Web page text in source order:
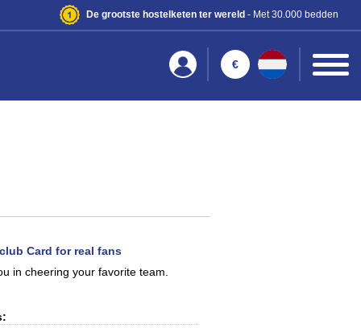
De grootste hostelketen ter wereld- Met 30.000 bedden
€
Card for real fans
in cheering your favorite team.